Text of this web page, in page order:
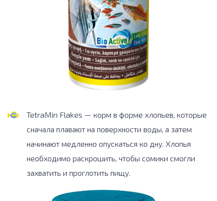
TetraMin Flakes — корм в форме хлопьев, которые
сначала плавают на поверхности воды, а затем
начинают медленно опускаться ко дну. Хлопья
необходимо раскрошить, чтобы сомики смогли
захватить и проглотить пищу.